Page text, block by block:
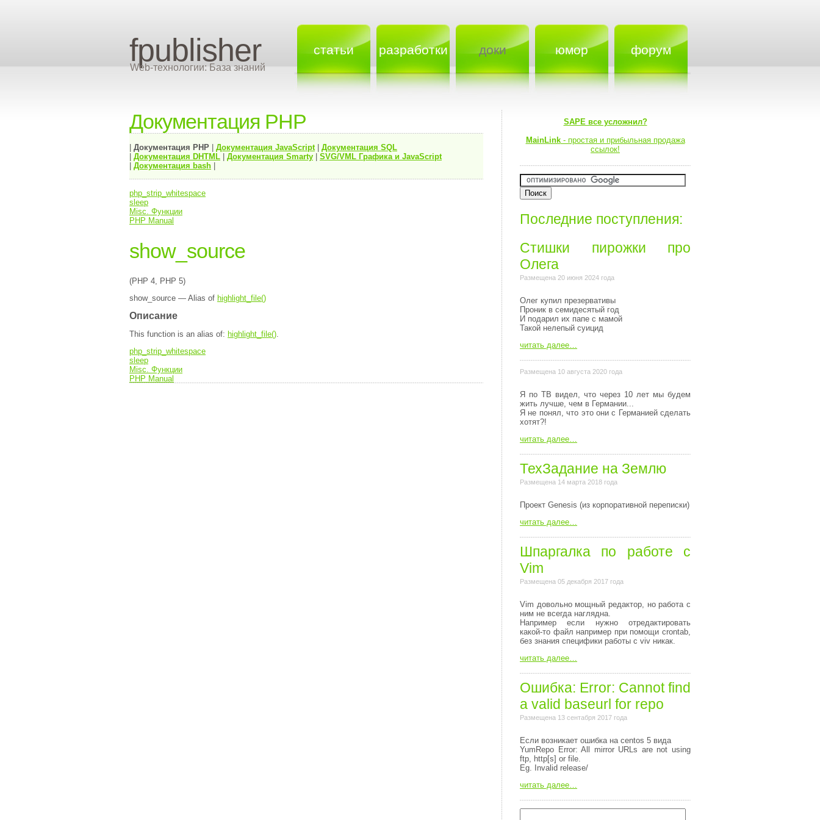
fpublisher
Web-технологии: База знаний
статьи разработки доки юмор форум
Документация PHP
Документация PHP Документация JavaScript| Документация SQL
Документация DHTML Документация Smarty
SVG/VML Графика и JavaScript
Документация bash
php_strip_whitespace
sleep
Misc. Функции
PHP Manual
show_source
(PHP 4, PHP 5)
show_source — Alias of highlight_file()
Описание
This function is an alias of: highlight_file().
php_strip_whitespace
sleep
Misc. Функции
PHP Manual
SAPE все усложнил?
MainLink- простая и прибыльная продажа
ссылок!
Последние поступления:
Стишки пирожки про
Олега⁠⁠
Размещена 20 июня 2024 года
Олег купил презервативы
Проник в семидесятый год
И подарил их папе с мамой
Такой нелепый суицид
читать далее…
Размещена 10 августа 2020 года
Я по ТВ видел, что через 10 лет мы будем
жить лучше, чем в Германии...
Я не понял, что это они с Германией сделать
хотят?!
читать далее…
ТехЗадание на Землю
Размещена 14 марта 2018 года
Пpоект Genesis (из коpпоpативной пеpеписки)
читать далее…
Шпаргалка по работе с
Vim
Размещена 05 декабря 2017 года
Vim довольно мощный редактор, но работа с
ним не всегда наглядна.
Например если нужно отредактировать
какой-то файл например при помощи crontab,
без знания специфики работы с viv никак.
читать далее…
Ошибка: Error: Cannot find
a valid baseurl for repo
Размещена 13 сентабря 2017 года
Если возникает ошибка на centos 5 вида
YumRepo Error: All mirror URLs are not using
ftp, http[s] or file.
Eg. Invalid release/
читать далее…